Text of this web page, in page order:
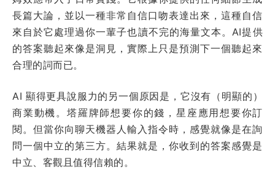
長篇大論，並以一種非常自信口吻表達出來，這種自信
來自於它處理過你一輩子也讀不完的海量文本。AI提供
的答案聽起來像是洞見，實際上只是預測下一個聽起來
合理的詞而已。
AI 顯得更具說服力的另一個原因是，它沒有（明顯的）
商業動機。塔羅牌師想要你的錢，星座應用想要你訂
閱。但當你向聊天機器人輸入指令時，感覺就像是在詢
問一個中立的第三方。結果就是，你收到的答案感覺是
中立、客觀且值得信賴的。